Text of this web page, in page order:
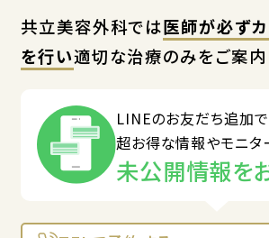
共立美容外科では医師が必ず
を行い適切な治療のみをご案内
LINEのお友だち追加で
超お得な情報やモニ
未公開情報を